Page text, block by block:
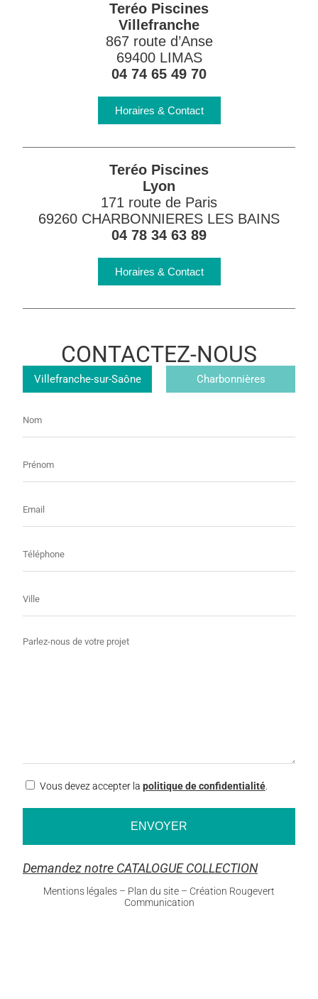
Teréo Piscines
Villefranche
867 route d’Anse
69400 LIMAS
04 74 65 49 70
Horaires & Contact
Teréo Piscines
Lyon
171 route de Paris
69260 CHARBONNIERES LES BAINS
04 78 34 63 89
Horaires & Contact
CONTACTEZ-NOUS
Villefranche-sur-Saône Charbonnières
mail
RGPDVous devez accepter la politique de confidentialité
Demandez notre CATALOGUE COLLECTION
Mentions légales – Plan du site – Création Rougevert
Communication